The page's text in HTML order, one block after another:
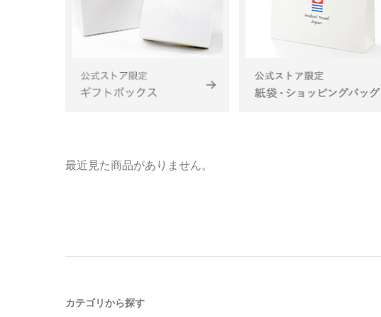
最近見た商品がありません。
カテゴリから探す